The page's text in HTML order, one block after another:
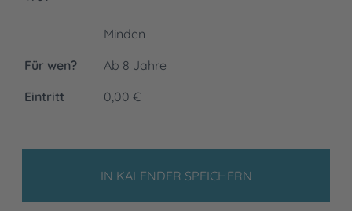
Minden
Für wen?
Ab 8 Jahre
Eintritt
0,00 €
IN KALENDER SPEICHERN